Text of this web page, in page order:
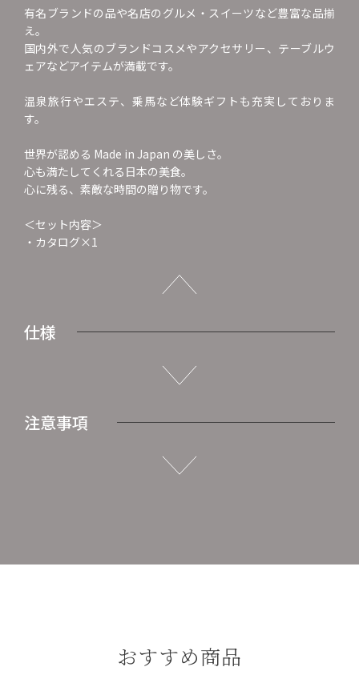
有名ブランドの品や名店のグルメ・スイーツなど豊富な品揃
え。
国内外で人気のブランドコスメやアクセサリー、テーブルウ
ェアなどアイテムが満載です。
温泉旅行やエステ、乗馬など体験ギフトも充実しておりま
す。
世界が認める Made in Japan の美しさ。
心も満たしてくれる日本の美食。
心に残る、素敵な時間の贈り物です。
＜セット内容＞
・カタログ×1
仕様
注意事項
おすすめ商品